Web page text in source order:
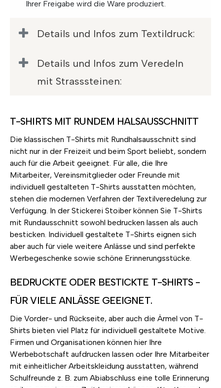
Ihrer Freigabe wird die Ware produziert.
Details und Infos zum Textildruck:
Details und Infos zum Veredeln
mit Strasssteinen:
T-SHIRTS MIT RUNDEM HALSAUSSCHNITT
Die klassischen T-Shirts mit Rundhalsausschnitt sind
nicht nur in der Freizeit und beim Sport beliebt, sondern
auch für die Arbeit geeignet. Für alle, die Ihre
Mitarbeiter, Vereinsmitglieder oder Freunde mit
individuell gestalteten T-Shirts ausstatten möchten,
stehen die modernen Verfahren der Textilveredelung zur
Verfügung. In der Stickerei Stoiber können Sie T-Shirts
mit Rundausschnitt sowohl bedrucken lassen als auch
besticken. Individuell gestaltete T-Shirts eignen sich
aber auch für viele weitere Anlässe und sind perfekte
Werbegeschenke sowie schöne Erinnerungsstücke.
BEDRUCKTE ODER BESTICKTE T-SHIRTS -
FÜR VIELE ANLÄSSE GEEIGNET.
Die Vorder- und Rückseite, aber auch die Ärmel von T-
Shirts bieten viel Platz für individuell gestaltete Motive.
Firmen und Organisationen können hier Ihre
Werbebotschaft aufdrucken lassen oder Ihre Mitarbeiter
mit einheitlicher Arbeitskleidung ausstatten, während
Schulfreunde z. B. zum Abiabschluss eine tolle Erinnerung